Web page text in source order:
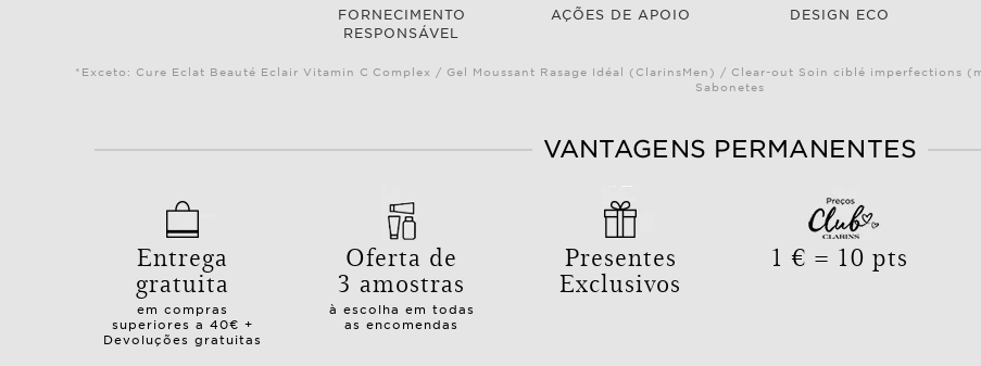
FORNECIMENTO
RESPONSÁVEL
AÇÕES DE APOIO DESIGN ECO
*Exceto: Cure Eclat Beauté Eclair Vitamin C Complex / Gel Moussant Rasage Idéal (ClarinsMen) / Clear-out Soin ciblé imperfections
Sabonetes
VANTAGENS PERMANENTES
Entrega
gratuita
em compras
superiores a 40€ +
Devoluções gratuitas
Oferta de
3 amostras
à escolha em todas
as encomendas
Presentes
Exclusivos
1 € = 10 pts